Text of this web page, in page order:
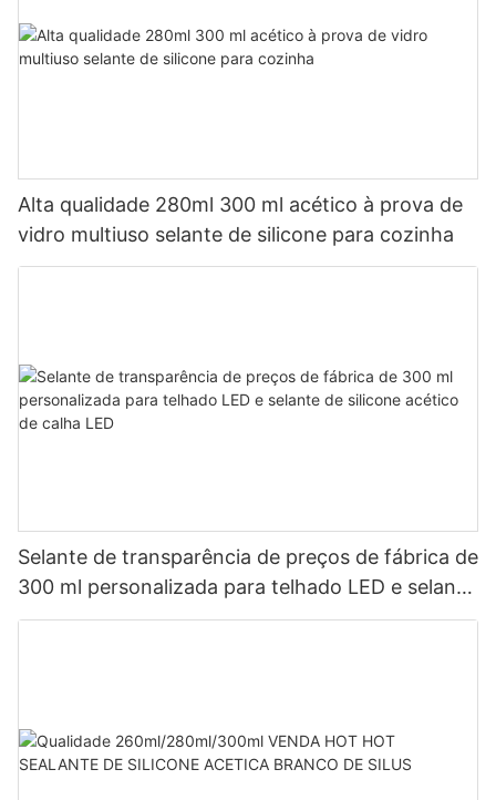
Alta qualidade 280ml 300 ml acético à prova de
vidro multiuso selante de silicone para cozinha
Selante de transparência de preços de fábrica de
300 ml personalizada para telhado LED e selante
de silicone acético de calha LED